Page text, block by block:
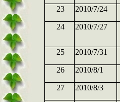
23
2010/7/24
24
2010/7/27
25 2010/7/31
26
2010/8/1
27
2010/8/3